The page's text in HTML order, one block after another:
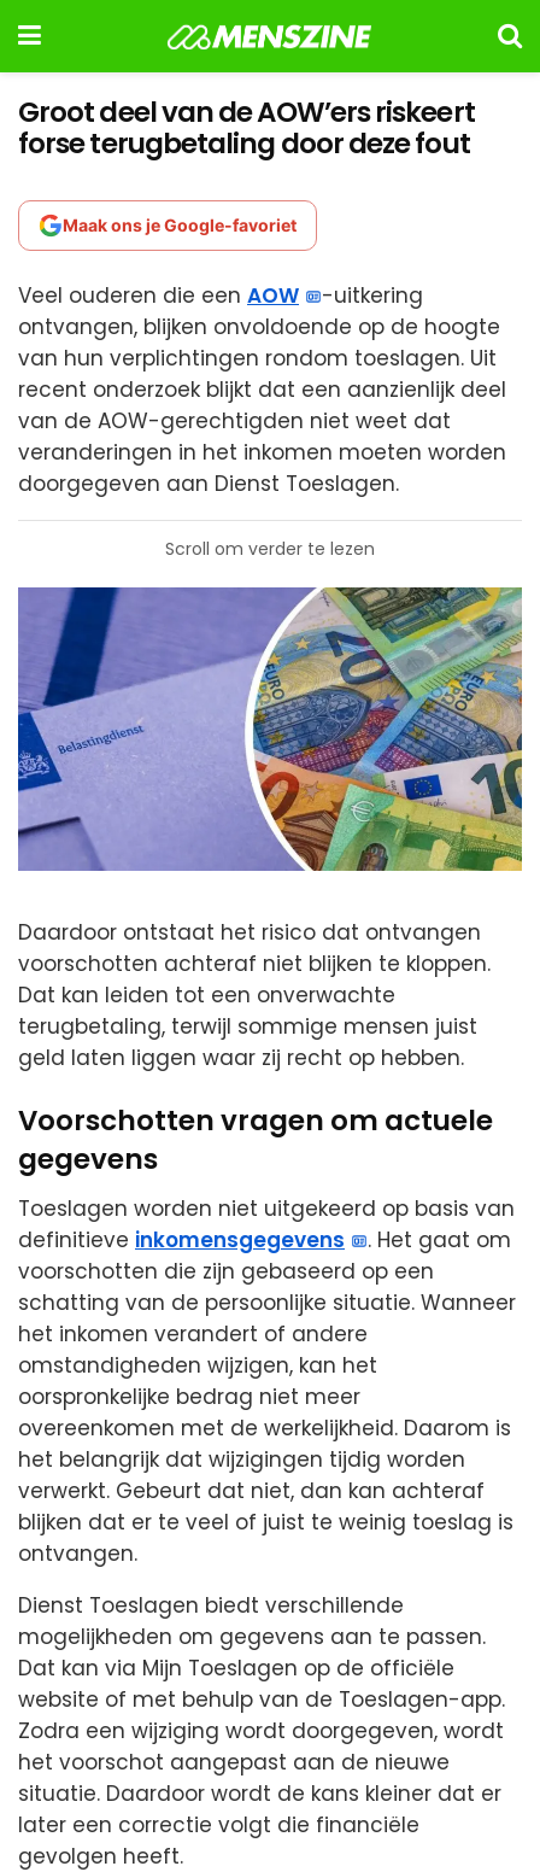
Groot deel van de AOW’ers riskeert
forse terugbetaling door deze fout
Maak ons je Google-favoriet
Veel ouderen die een AOW
-uitkering
ontvangen, blijken onvoldoende op de hoogte
van hun verplichtingen rondom toeslagen. Uit
recent onderzoek blijkt dat een aanzienlijk deel
van de AOW-gerechtigden niet weet dat
veranderingen in het inkomen moeten worden
doorgegeven aan Dienst Toeslagen.
Scroll om verder te lezen
Daardoor ontstaat het risico dat ontvangen
voorschotten achteraf niet blijken te kloppen.
Dat kan leiden tot een onverwachte
terugbetaling, terwijl sommige mensen juist
geld laten liggen waar zij recht op hebben.
Voorschotten vragen om actuele
gegevens
Toeslagen worden niet uitgekeerd op basis van
definitieve inkomensgegevens
. Het gaat om
voorschotten die zijn gebaseerd op een
schatting van de persoonlijke situatie. Wanneer
het inkomen verandert of andere
omstandigheden wijzigen, kan het
oorspronkelijke bedrag niet meer
overeenkomen met de werkelijkheid. Daarom is
het belangrijk dat wijzigingen tijdig worden
verwerkt. Gebeurt dat niet, dan kan achteraf
blijken dat er te veel of juist te weinig toeslag is
ontvangen.
Dienst Toeslagen biedt verschillende
mogelijkheden om gegevens aan te passen.
Dat kan via Mijn Toeslagen op de officiële
website of met behulp van de Toeslagen-app.
Zodra een wijziging wordt doorgegeven, wordt
het voorschot aangepast aan de nieuwe
situatie. Daardoor wordt de kans kleiner dat er
later een correctie volgt die financiële
gevolgen heeft.